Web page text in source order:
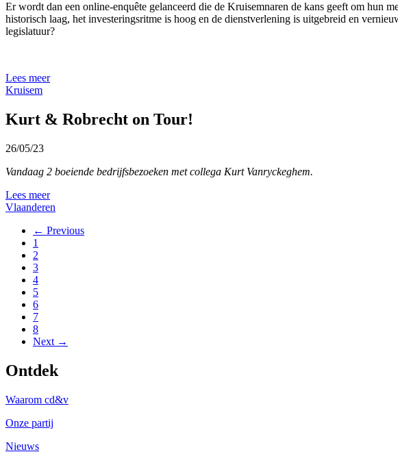
Er wordt dan een online-enquête gelanceerd die de Kruisemnaren de kans geeft om hun
historisch laag, het investeringsritme is hoog en de dienstverlening is uitgebreid en
legislatuur?
Lees meer
Kruisem
Kurt & Robrecht on Tour!
26/05/23
Vandaag 2 boeiende bedrijfsbezoeken met collega Kurt Vanryckeghem.
Lees meer
Vlaanderen
← Previous
1
2
3
4
5
6
7
8
Next →
Ontdek
Waarom cd&v
Onze partij
Nieuws